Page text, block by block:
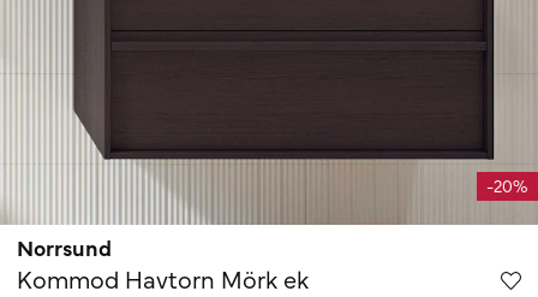
-20%
Norrsund
Kommod Havtorn Mörk ek